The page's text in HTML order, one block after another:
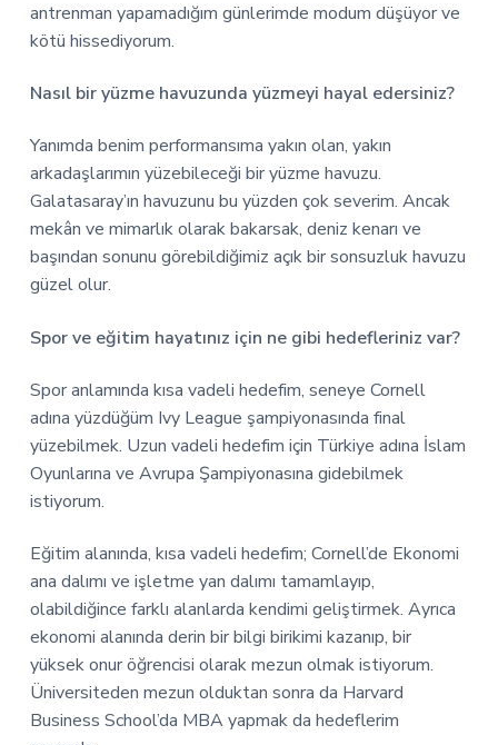
antrenman yapamadığım günlerimde modum düşüyor ve
kötü hissediyorum.
Nasıl bir yüzme havuzunda yüzmeyi hayal edersiniz?
Yanımda benim performansıma yakın olan, yakın
arkadaşlarımın yüzebileceği bir yüzme havuzu.
Galatasaray’ın havuzunu bu yüzden çok severim. Ancak
mekân ve mimarlık olarak bakarsak, deniz kenarı ve
başından sonunu görebildiğimiz açık bir sonsuzluk havuzu
güzel olur.
Spor ve eğitim hayatınız için ne gibi hedefleriniz var?
Spor anlamında kısa vadeli hedefim, seneye Cornell
adına yüzdüğüm Ivy League şampiyonasında final
yüzebilmek. Uzun vadeli hedefim için Türkiye adına İslam
Oyunlarına ve Avrupa Şampiyonasına gidebilmek
istiyorum.
Eğitim alanında, kısa vadeli hedefim; Cornell’de Ekonomi
ana dalımı ve işletme yan dalımı tamamlayıp,
olabildiğince farklı alanlarda kendimi geliştirmek. Ayrıca
ekonomi alanında derin bir bilgi birikimi kazanıp, bir
yüksek onur öğrencisi olarak mezun olmak istiyorum.
Üniversiteden mezun olduktan sonra da Harvard
Business School’da MBA yapmak da hedeflerim